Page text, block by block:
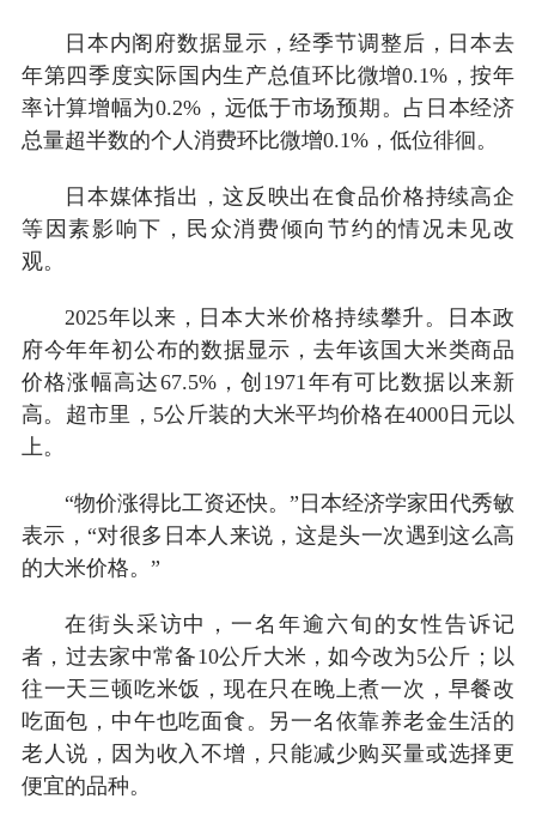
日本内阁府数据显示，经季节调整后，日本去
年第四季度实际国内生产总值环比微增0.1%，按年
率计算增幅为0.2%，远低于市场预期。占日本经济
总量超半数的个人消费环比微增0.1%，低位徘徊。
日本媒体指出，这反映出在食品价格持续高企
等因素影响下，民众消费倾向节约的情况未见改
观。
2025年以来，日本大米价格持续攀升。日本政
府今年年初公布的数据显示，去年该国大米类商品
价格涨幅高达67.5%，创1971年有可比数据以来新
高。超市里，5公斤装的大米平均价格在4000日元以
上。
“物价涨得比工资还快。”日本经济学家田代秀敏
表示，“对很多日本人来说，这是头一次遇到这么高
的大米价格。”
在街头采访中，一名年逾六旬的女性告诉记
者，过去家中常备10公斤大米，如今改为5公斤；以
往一天三顿吃米饭，现在只在晚上煮一次，早餐改
吃面包，中午也吃面食。另一名依靠养老金生活的
老人说，因为收入不增，只能减少购买量或选择更
便宜的品种。